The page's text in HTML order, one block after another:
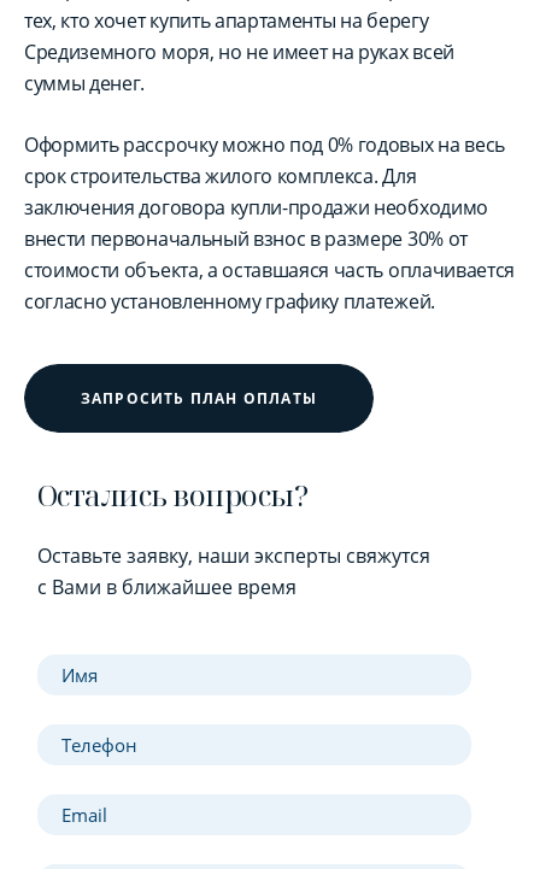
тех, кто хочет купить апартаменты на берегу
Средиземного моря, но не имеет на руках всей
суммы денег.
Оформить рассрочку можно под 0% годовых на весь
срок строительства жилого комплекса. Для
заключения договора купли-продажи необходимо
внести первоначальный взнос в размере 30% от
стоимости объекта, а оставшаяся часть оплачивается
согласно установленному графику платежей.
ЗАПРОСИТЬ ПЛАН ОПЛАТЫ
Остались вопросы?
Оставьте заявку, наши эксперты свяжутся
с Вами в ближайшее время